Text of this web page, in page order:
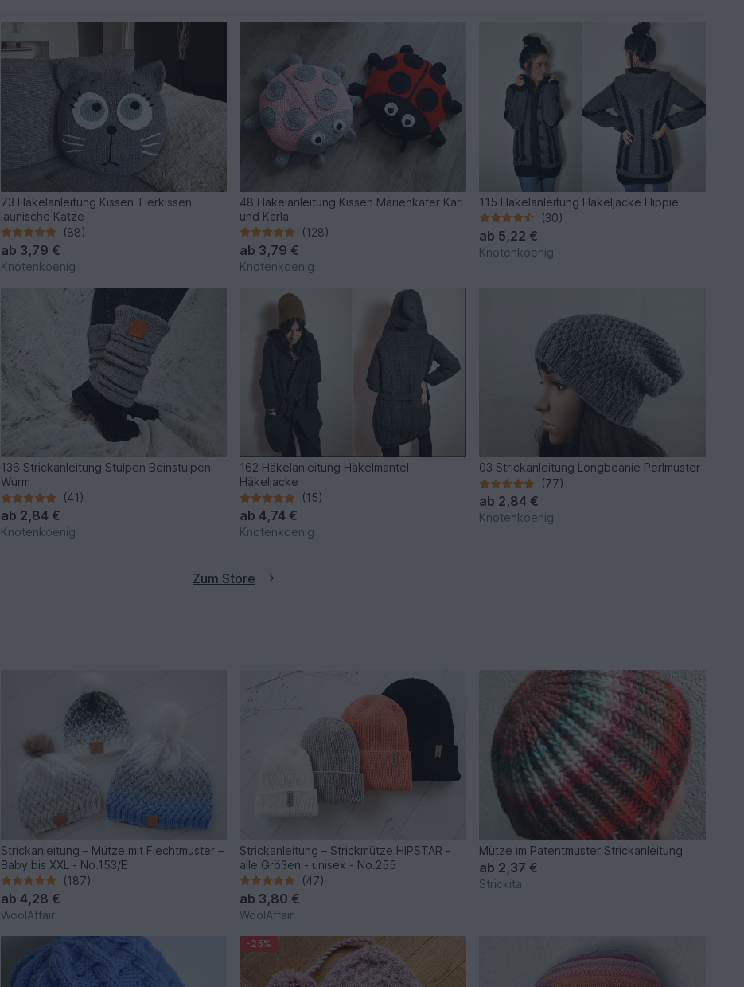
73 Häkelanleitung Kissen Tierkissen
launische Katze
(88)
ab 3,79 €
Knotenkoenig
48 Häkelanleitung Kissen Marienkäfer Karl
und Karla
(128)
ab 3,79 €
Knotenkoenig
115 Häkelanleitung Häkeljacke Hippie
(30)
ab 5,22 €
Knotenkoenig
136 Strickanleitung Stulpen Beinstulpen
Wurm
(41)
ab 2,84 €
Knotenkoenig
162 Häkelanleitung Häkelmantel
Häkeljacke
(15)
ab4,74 €
Knotenkoenig
03 Strickanleitung Longbeanie Perlmuster
(77)
ab 2,84 €
Knotenkoenig
Zum Store
Strickanleitung – Mütze mit Flechtmuster –
Baby bis XXL - No.153/E
(187)
ab 4,28 €
WoolAffair
Strickanleitung – Strickmütze HIPSTAR -
alle Größen - unisex - No.255
(47)
ab 3,80 €
WoolAffair
Mütze im Patentmuster Strickanleitung
ab 2,37 €
Strickita
-25%